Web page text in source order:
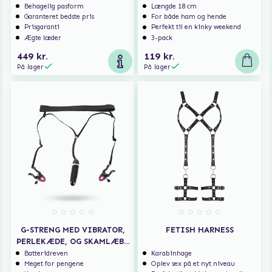
Behagelig pasform
Garanteret bedste pris
Prisgaranti
Ægte læder
449 kr.
På lager
Længde 18 cm
For både ham og hende
Perfekt til en kinky weekend
3-pack
119 kr.
På lager
G-STRENG MED VIBRATOR,
PERLEKÆDE, OG SKAMLÆBE
KLEMMER
Batteridreven
Meget for pengene
FETISH HARNESS
Karabinhage
Oplev sex på et nyt niveau